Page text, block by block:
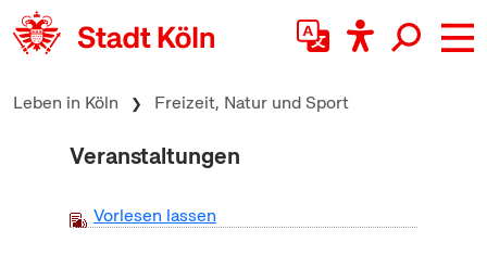
zum Inhalt springen
Leben in Köln Freizeit, Natur und Sport
Veranstaltungen
Vorlesen lassen